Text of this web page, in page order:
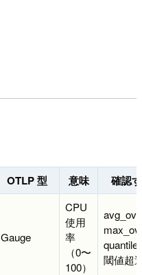
OTLP 型 意味 確認
Gauge
CPU
使用
率
（0〜
100）
閾値超